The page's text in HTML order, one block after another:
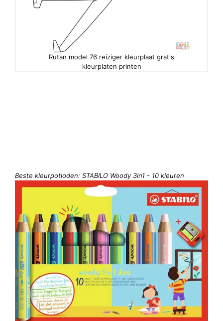
Rutan model 76 reiziger kleurplaat gratis
kleurplaten printen
Beste kleurpotloden: STABILO Woody 3in1 - 10 kleuren